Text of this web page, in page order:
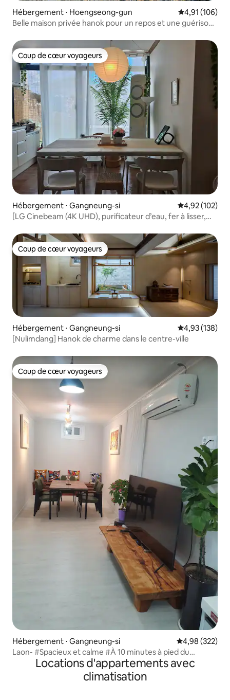
Hébergement ⋅ Hoengseong-gun Évaluation
4,91 (106)
Belle maison privée hanok pour un repos et une guérison
Onyangga
Coup de cœur voyageurs
Coup de cœur voyageurs
Hébergement ⋅ Gangneung-si Évaluation
4,92 (102)
[LG Cinebeam (4K UHD), purificateur d’eau, fer à lisser,
Coup de cœur voyageurs
Coup de cœur voyageurs
Hébergement ⋅ Gangneung-si Évaluation
4,93 (138)
[Nulimdang] Hanok de charme dans le centre-ville
Coup de cœur voyageurs
Coup de cœur voyageurs
Hébergement ⋅ Gangneung-si Évaluation
4,98 (322)
Laon- #Spacieux et calme #À 10 minutes à pied du
marché de Jungang # 10 minutes en voiture par la route
du bord de mer # Hanji Grim Gallery #Rechargez le
véhicule électrique pendant 1 minute
Locations d'appartements avec
climatisation